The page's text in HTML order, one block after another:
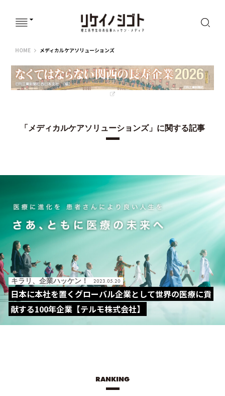
HOMEリケイノシゴト
メディカルケアソリューションズ
「メディカルケアソリューションズ」に関する記事
キラリ、企業ハッケン！ 2023.05.20
日本に本社を置くグローバル企業として世界の医療に貢
献する100年企業【テルモ株式会社】
RANKING